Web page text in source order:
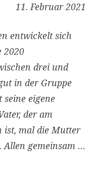
11. Februar 2021
entwickelt sich
2020
drei und
in der Gruppe
eigene
der am
ist, mal die Mutter
gemeinsam …